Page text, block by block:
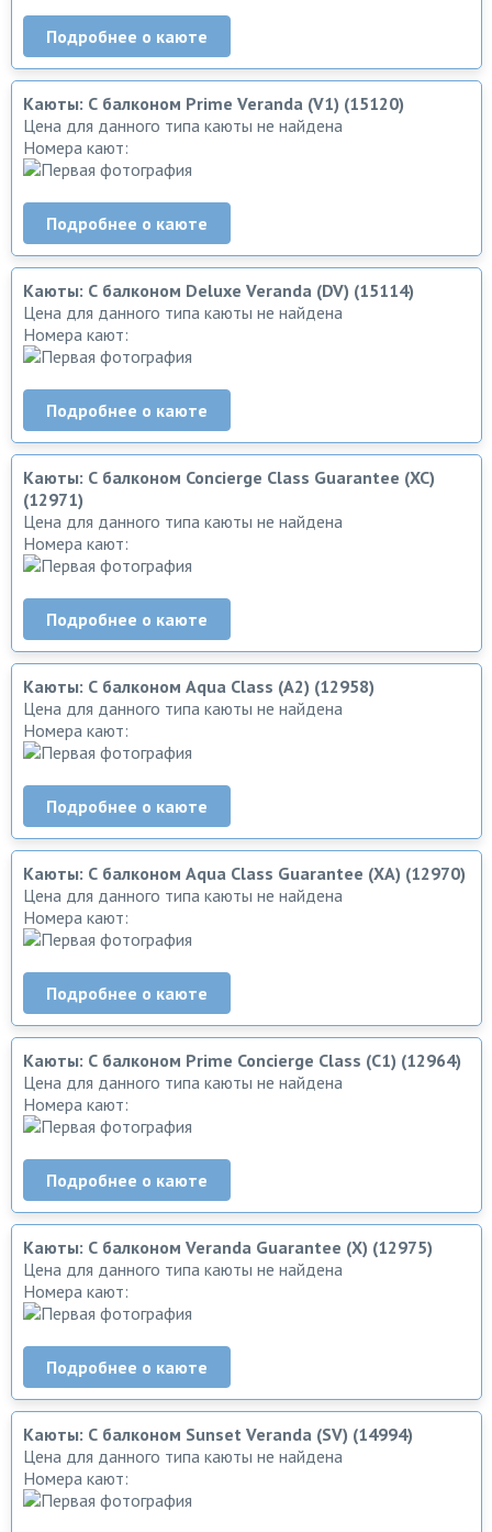
Подробнее о каюте
Каюты: С балконом Prime Veranda (V1) (15120)
Цена для данного типа каюты не найдена
Номера кают:
Подробнее о каюте
Каюты: С балконом Deluxe Veranda (DV) (15114)
Цена для данного типа каюты не найдена
Номера кают:
Подробнее о каюте
Каюты: С балконом Concierge Class Guarantee (XC)
(12971)
Цена для данного типа каюты не найдена
Номера кают:
Подробнее о каюте
Каюты: С балконом Aqua Class (A2) (12958)
Цена для данного типа каюты не найдена
Номера кают:
Подробнее о каюте
Каюты: С балконом Aqua Class Guarantee (XA) (12970)
Цена для данного типа каюты не найдена
Номера кают:
Подробнее о каюте
Каюты: С балконом Prime Concierge Class (C1) (12964)
Цена для данного типа каюты не найдена
Номера кают:
Подробнее о каюте
Каюты: С балконом Veranda Guarantee (X) (12975)
Цена для данного типа каюты не найдена
Номера кают:
Подробнее о каюте
Каюты: С балконом Sunset Veranda (SV) (14994)
Цена для данного типа каюты не найдена
Номера кают: